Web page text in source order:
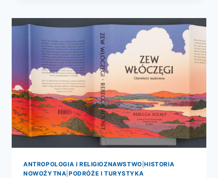
ZDOBYCIA
ANTROPOLOGIA I RELIGIOZNAWSTWO |HISTORIA
NOWOŻYTNA PODRÓŻE I TURYSTYKA